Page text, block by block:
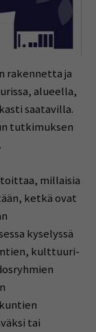
rakennetta ja
alueella,
saatavilla.
tutkimuksen
millaisia
ketkä ovat
kyselyssä
kulttuuri-
tai